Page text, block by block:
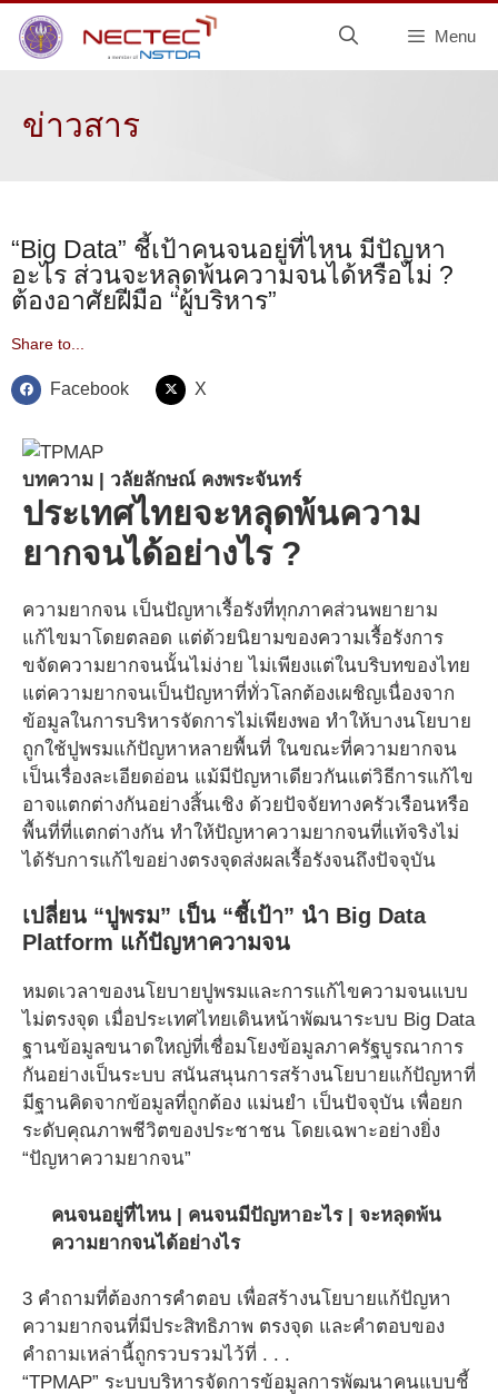
Menu
ข่าวสาร
“Big Data” ชี้เป้าคนจนอยู่ที่ไหน มีปัญหา
อะไร ส่วนจะหลุดพ้นความจนได้หรือไม่ ?
ต้องอาศัยฝีมือ “ผู้บริหาร”
Share to...
Facebook X
บทความ | วลัยลักษณ์ คงพระจันทร์
ประเทศไทยจะหลุดพ้นความ
ยากจนได้อย่างไร ?
ความยากจน เป็นปัญหาเรื้อรังที่ทุกภาคส่วนพยายาม
แก้ไขมาโดยตลอด แต่ด้วยนิยามของความเรื้อรังการ
ขจัดความยากจนนั้นไม่ง่าย ไม่เพียงแต่ในบริบทของไทย
แต่ความยากจนเป็นปัญหาที่ทั่วโลกต้องเผชิญเนื่องจาก
ข้อมูลในการบริหารจัดการไม่เพียงพอ ทำให้บางนโยบาย
ถูกใช้ปูพรมแก้ปัญหาหลายพื้นที่ ในขณะที่ความยากจน
เป็นเรื่องละเอียดอ่อน แม้มีปัญหาเดียวกันแต่วิธีการแก้ไข
อาจแตกต่างกันอย่างสิ้นเชิง ด้วยปัจจัยทางครัวเรือนหรือ
พื้นที่ที่แตกต่างกัน ทำให้ปัญหาความยากจนที่แท้จริงไม่
ได้รับการแก้ไขอย่างตรงจุดส่งผลเรื้อรังจนถึงปัจจุบัน
เปลี่ยน “ปูพรม” เป็น “ชี้เป้า” นำ Big Data
Platform แก้ปัญหาความจน
หมดเวลาของนโยบายปูพรมและการแก้ไขความจนแบบ
ไม่ตรงจุด เมื่อประเทศไทยเดินหน้าพัฒนาระบบ Big Data
ฐานข้อมูลขนาดใหญ่ที่เชื่อมโยงข้อมูลภาครัฐบูรณาการ
กันอย่างเป็นระบบ สนันสนุนการสร้างนโยบายแก้ปัญหาที่
มีฐานคิดจากข้อมูลที่ถูกต้อง แม่นยำ เป็นปัจจุบัน เพื่อยก
ระดับคุณภาพชีวิตของประชาชน โดยเฉพาะอย่างยิ่ง
“ปัญหาความยากจน”
คนจนอยู่ที่ไหน | คนจนมีปัญหาอะไร | จะหลุดพ้น
ความยากจนได้อย่างไร
3 คำถามที่ต้องการคำตอบ เพื่อสร้างนโยบายแก้ปัญหา
ความยากจนที่มีประสิทธิภาพ ตรงจุด และคำตอบของ
คำถามเหล่านี้ถูกรวบรวมไว้ที่ . . .
“TPMAP” ระบบบริหารจัดการข้อมูลการพัฒนาคนแบบชี้